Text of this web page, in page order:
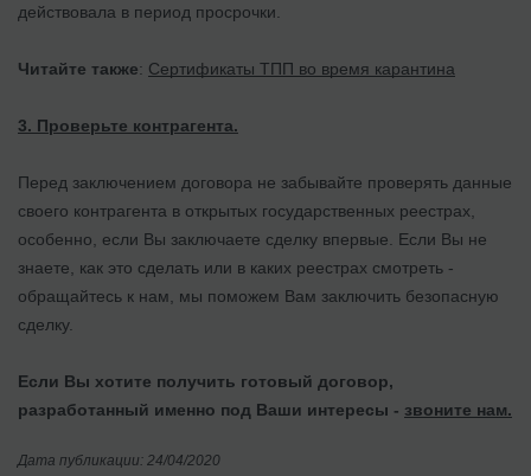
действовала в период просрочки.
Читайте также: Сертификаты ТПП во время карантина
3. Проверьте контрагента.
Перед заключением договора не забывайте проверять данные
своего контрагента в открытых государственных реестрах,
особенно, если Вы заключаете сделку впервые. Если Вы не
знаете, как это сделать или в каких реестрах смотреть -
обращайтесь к нам, мы поможем Вам заключить безопасную
сделку.
Если Вы хотите получить готовый договор,
разработанный именно под Ваши интересы - звоните нам.
Дата публикации: 24/04/2020